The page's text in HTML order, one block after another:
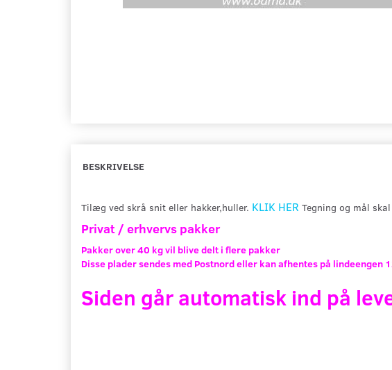
BESKRIVELSE
Tilæg ved skrå snit eller hakker,huller. KLIK HER Tegning og mål
Privat / erhvervs pakker
Pakker over 40 kg vil blive delt i flere pakker
Disse plader sendes med Postnord eller kan afhentes på lindeengen
Siden går automatisk ind på